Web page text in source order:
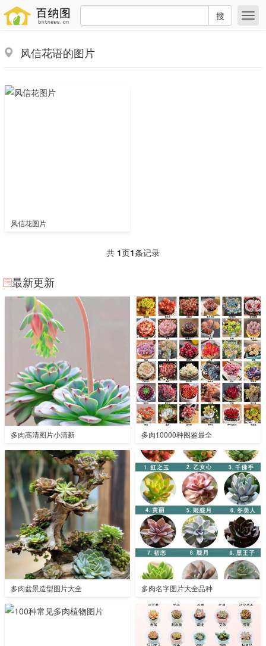
搜
风信花语的图片
风信花图片
共 1页1条记录
最新更新
多肉高清图片小清新 多肉10000种图鉴最全
多肉盆景造型图片大全 多肉名字图片大全品种